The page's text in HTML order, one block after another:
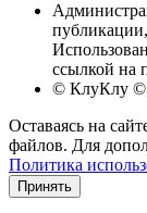
ссылкой на
© КлуКлу ©
Оставаясь на
файлов. Для
Политика
Принять